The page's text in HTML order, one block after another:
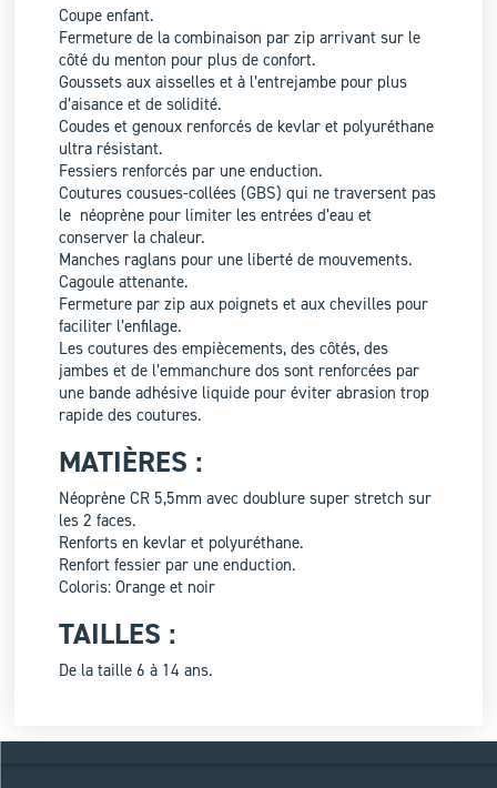
Coupe enfant.
Fermeture de la combinaison par zip arrivant sur le
côté du menton pour plus de confort.
Goussets aux aisselles et à l’entrejambe pour plus
d’aisance et de solidité.
Coudes et genoux renforcés de kevlar et polyuréthane
ultra résistant.
Fessiers renforcés par une enduction.
Coutures cousues-collées (GBS) qui ne traversent pas
le néoprène pour limiter les entrées d’eau et
conserver la chaleur.
Manches raglans pour une liberté de mouvements.
Cagoule attenante.
Fermeture par zip aux poignets et aux chevilles pour
faciliter l’enfilage.
Les coutures des empiècements, des côtés, des
jambes et de l’emmanchure dos sont renforcées par
une bande adhésive liquide pour éviter abrasion trop
rapide des coutures.
MATIÈRES :
Néoprène CR 5,5mm avec doublure super stretch sur
les 2 faces.
Renforts en kevlar et polyuréthane.
Renfort fessier par une enduction.
Coloris: Orange et noir
TAILLES :
De la taille 6 à 14 ans.